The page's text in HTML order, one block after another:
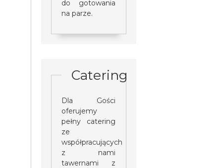
do gotowania
na parze.
Catering
Dla Gości
oferujemy
pełny catering
ze
współpracujących
z nami
tawernami z